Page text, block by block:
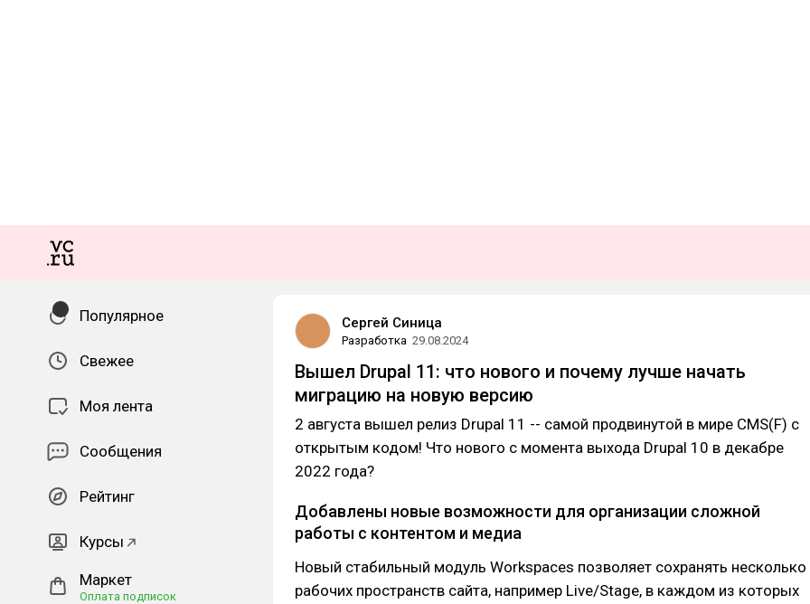
Популярное
Свежее
Моя лента
Сообщения
Рейтинг
Курсы
Маркет
Оплата подписок
Сергей Синица
Разработка 29.08.2024
Вышел Drupal 11: что нового и почему лучше начать
миграцию на новую версию
2 августа вышел релиз Drupal 11 -- самой продвинутой в мире CMS(F) с
открытым кодом! Что нового с момента выхода Drupal 10 в декабре
2022 года?
Добавлены новые возможности для организации сложной
работы с контентом и медиа
Новый стабильный модуль Workspaces позволяет сохранять несколько
рабочих пространств сайта, например Live/Stage, в каждом из которых